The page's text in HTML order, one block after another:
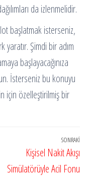
da izlenmelidir.
başlatmak isterseniz,
yaratır. Şimdi bir adım
başlayacağınıza
İsterseniz bu konuyu
için özelleştirilmiş bir
SONRAKI
Kişisel Nakit Akışı
Simülatörüyle Acil Fonu